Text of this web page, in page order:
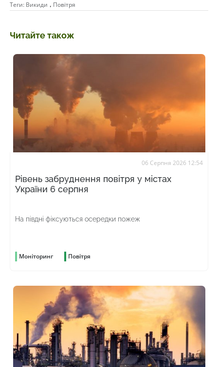
Теги: Викиди , Повітря
Читайте також
06 Серпня 2026 12:54
Рівень забруднення повітря у містах
України 6 серпня
На півдні фіксуються осередки пожеж
Моніторинг Повітря